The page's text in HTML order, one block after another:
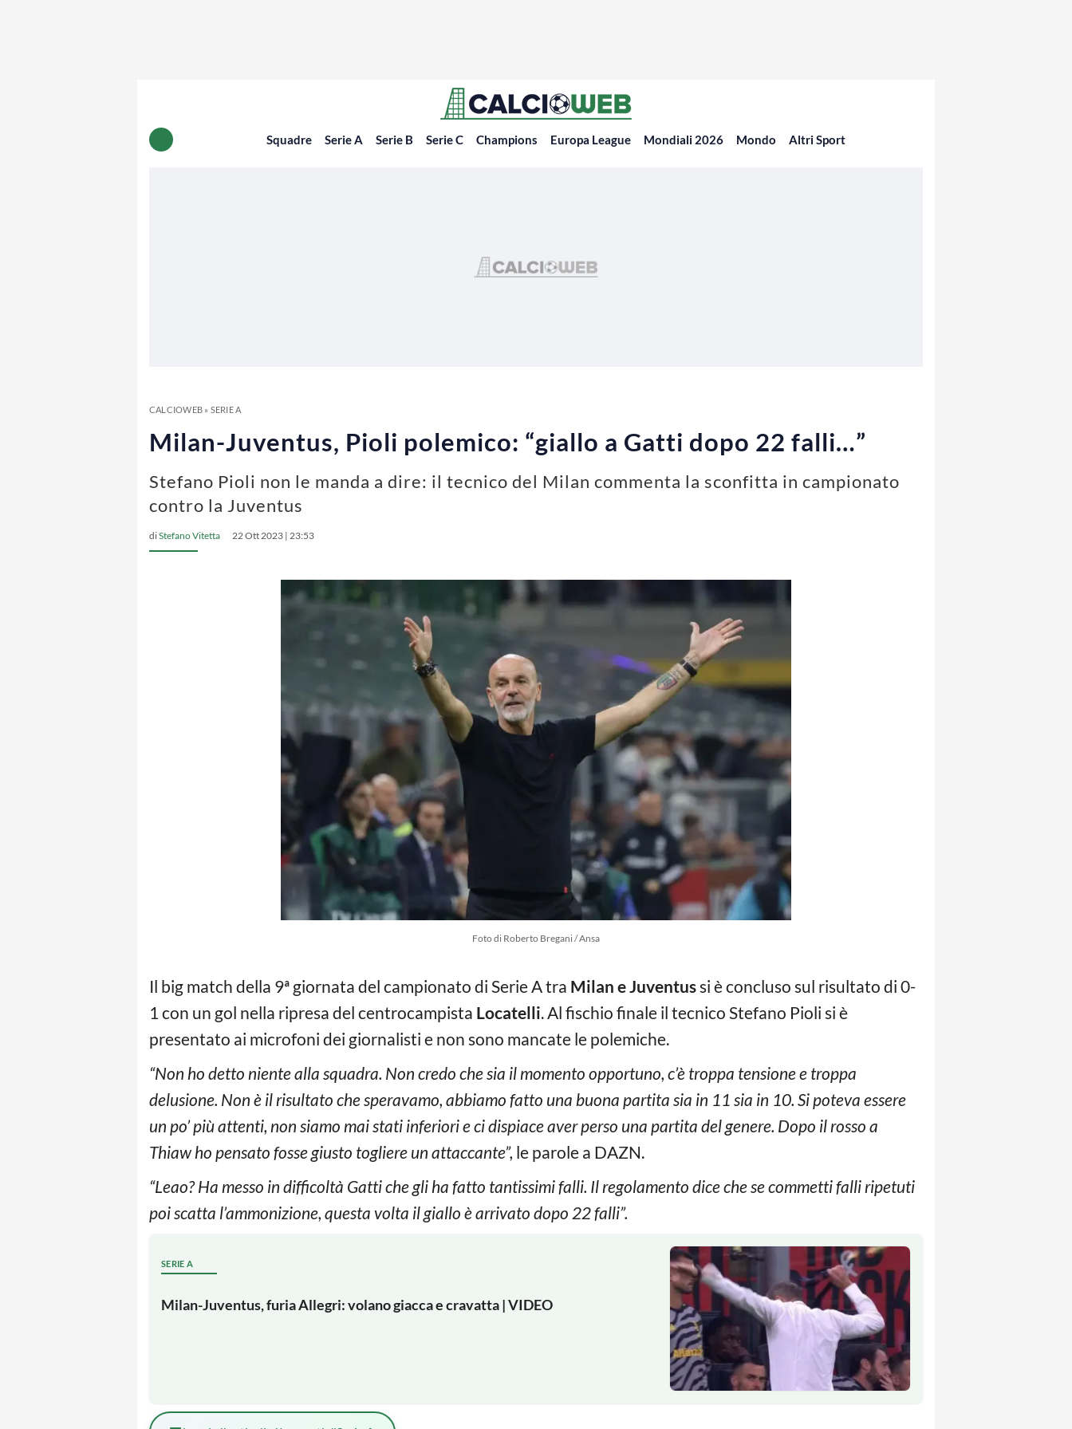
Squadre Serie A Serie B Serie C Champions Europa League Mondiali 2026 Mondo Altri Sport
CALCIOWEB» SERIE A
Milan-Juventus, Pioli polemico: “giallo a Gatti dopo 22 falli…”
Stefano Pioli non le manda a dire: il tecnico del Milan commenta la sconfitta in campionato
contro la Juventus
diStefano Vitetta 22 Ott 2023 | 23:53
Foto di Roberto Bregani / Ansa
Il big match della 9ª giornata del campionato di Serie A tra Milan e Juventussi è concluso sul risultato di 0-
1 con un gol nella ripresa del centrocampista Locatelli. Al fischio finale il tecnico Stefano Pioli si è
presentato ai microfoni dei giornalisti e non sono mancate le polemiche.
“Non ho detto niente alla squadra. Non credo che sia il momento opportuno, c’è troppa tensione e troppa
delusione. Non è il risultato che speravamo, abbiamo fatto una buona partita sia in 11 sia in 10. Si poteva essere
un po’ più attenti, non siamo mai stati inferiori e ci dispiace aver perso una partita del genere. Dopo il rosso a
Thiaw ho pensato fosse giusto togliere un attaccante”, le parole a DAZN.
“Leao? Ha messo in difficoltà Gatti che gli ha fatto tantissimi falli. Il regolamento dice che se commetti falli ripetuti
poi scatta l’ammonizione, questa volta il giallo è arrivato dopo 22 falli”.
SERIE A
Milan-Juventus, furia Allegri: volano giacca e cravatta | VIDEO